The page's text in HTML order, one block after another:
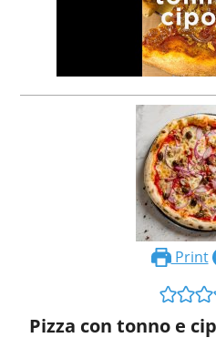
Print
Pizza con tonno e